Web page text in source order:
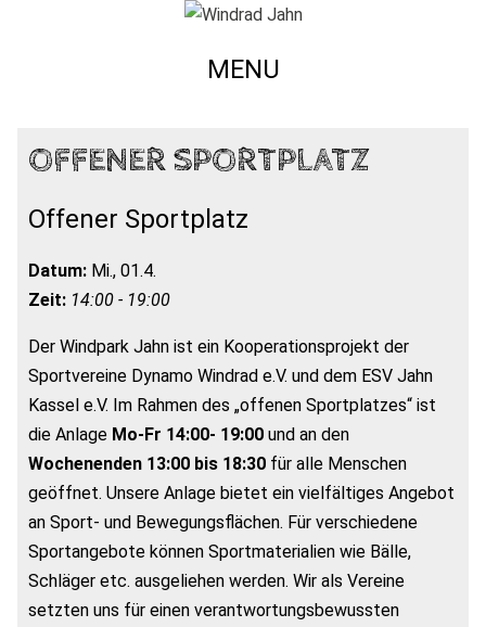
MENU
OFFENER SPORTPLATZ
Offener Sportplatz
Datum: Mi., 01.4.
Zeit: 14:00 - 19:00
Der Windpark Jahn ist ein Kooperationsprojekt der
Sportvereine Dynamo Windrad e.V. und dem ESV Jahn
Kassel e.V. Im Rahmen des „offenen Sportplatzes“ ist
die Anlage Mo-Fr 14:00- 19:00 und an den
Wochenenden 13:00 bis 18:30 für alle Menschen
geöffnet. Unsere Anlage bietet ein vielfältiges Angebot
an Sport- und Bewegungsflächen. Für verschiedene
Sportangebote können Sportmaterialien wie Bälle,
Schläger etc. ausgeliehen werden. Wir als Vereine
setzten uns für einen verantwortungsbewussten